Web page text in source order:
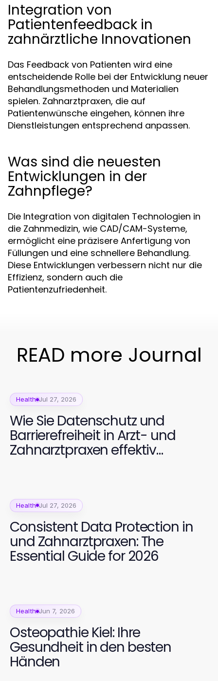
Integration von
Patientenfeedback in
zahnärztliche Innovationen
Das Feedback von Patienten wird eine
entscheidende Rolle bei der Entwicklung neuer
Behandlungsmethoden und Materialien
spielen. Zahnarztpraxen, die auf
Patientenwünsche eingehen, können ihre
Dienstleistungen entsprechend anpassen.
Was sind die neuesten
Entwicklungen in der
Zahnpflege?
Die Integration von digitalen Technologien in
die Zahnmedizin, wie CAD/CAM-Systeme,
ermöglicht eine präzisere Anfertigung von
Füllungen und eine schnellere Behandlung.
Diese Entwicklungen verbessern nicht nur die
Effizienz, sondern auch die
Patientenzufriedenheit.
READ more Journal
Health Jul 27, 2026
Wie Sie Datenschutz und
Barrierefreiheit in Arzt- und
Zahnarztpraxen effektiv
umsetzen
Health Jul 27, 2026
Consistent Data Protection in
und Zahnarztpraxen: The
Essential Guide for 2026
Health Jun 7, 2026
Osteopathie Kiel: Ihre
Gesundheit in den besten
Händen